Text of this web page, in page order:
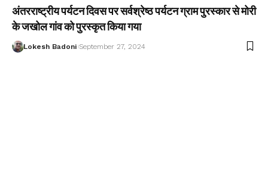
अंतरराष्ट्रीय पर्यटन दिवस पर सर्वश्रेष्ठ पर्यटन ग्राम पुरस्कार से मोरी
के जखोल गांव को पुरस्कृत किया गया
Lokesh Badoni September 27, 2024